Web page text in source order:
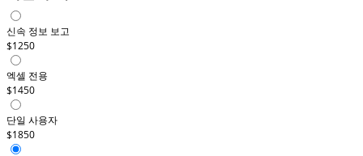
신속 정보 보고
$1250
엑셀 전용
$1450
단일 사용자
$1850